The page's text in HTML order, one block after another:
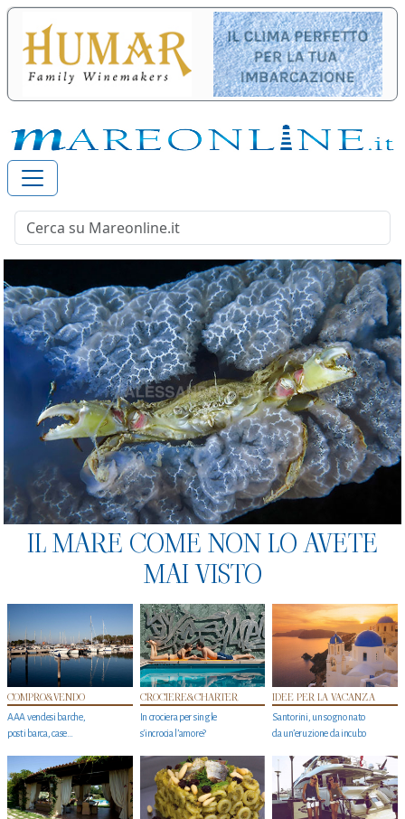
IL MARE COME NON LO AVETE
MAI VISTO
COMPRO&VENDO
AAA vendesi barche,
posti barca, case…
CROCIERE&CHARTER
In crociera per single
s'incrocia l’amore?
IDEE PER LA VACANZA
Santorini, un sogno nato
da un’eruzione da incubo